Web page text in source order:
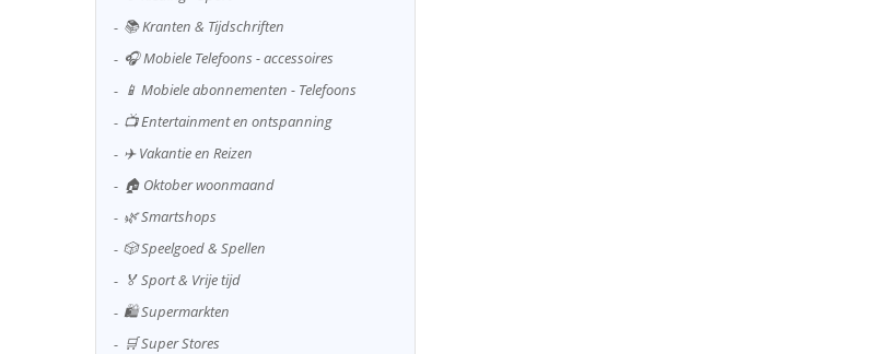
📚 Kranten & Tijdschriften
🎧 Mobiele Telefoons - accessoires
📱 Mobiele abonnementen - Telefoons
📺 Entertainment en ontspanning
✈️ Vakantie en Reizen
🏠 Oktober woonmaand
🌿 Smartshops
🎲 Speelgoed & Spellen
🏅 Sport & Vrije tijd
🛍️ Supermarkten
🛒 Super Stores